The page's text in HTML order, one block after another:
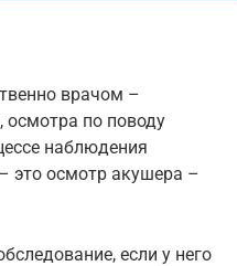
врачом –
осмотра по поводу
наблюдения
это осмотр акушера –
если у него